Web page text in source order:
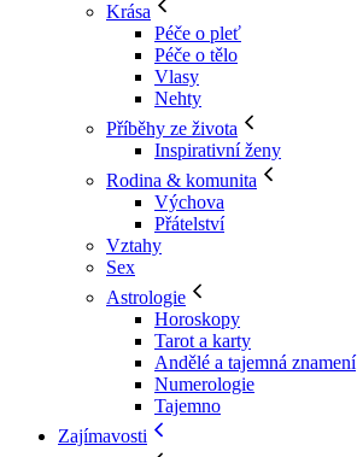
Krása
Péče o pleť
Péče o tělo
Vlasy
Nehty
Příběhy ze života
Inspirativní ženy
Rodina & komunita
Výchova
Přátelství
Vztahy
Sex
Astrologie
Horoskopy
Tarot a karty
Andělé a tajemná znamení
Numerologie
Tajemno
Zajímavosti